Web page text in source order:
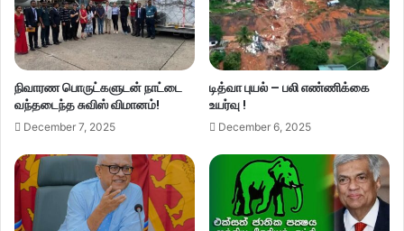
நிவாரண பொருட்களுடன் நாட்டை
வந்தடைந்த சுவிஸ் விமானம்!
December 7, 2025
டித்வா புயல் – பலி எண்ணிக்கை
உயர்வு !
December 6, 2025